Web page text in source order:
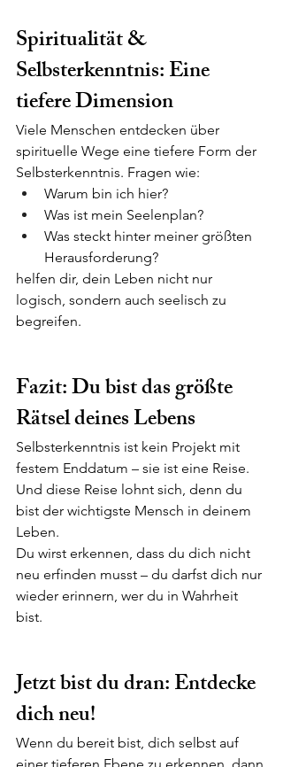
Spiritualität &
Selbsterkenntnis: Eine
tiefere Dimension
Viele Menschen entdecken über
spirituelle Wege eine tiefere Form der
Selbsterkenntnis. Fragen wie:
Warum bin ich hier?
Was ist mein Seelenplan?
Was steckt hinter meiner größten
Herausforderung?
helfen dir, dein Leben nicht nur
logisch, sondern auch seelisch zu
begreifen.
Fazit: Du bist das größte
Rätsel deines Lebens
Selbsterkenntnis ist kein Projekt mit
festem Enddatum – sie ist eine Reise.
Und diese Reise lohnt sich, denn du
bist der wichtigste Mensch in deinem
Leben.
Du wirst erkennen, dass du dich nicht
neu erfinden musst – du darfst dich nur
wieder erinnern, wer du in Wahrheit
bist.
Jetzt bist du dran: Entdecke
dich neu!
Wenn du bereit bist, dich selbst auf